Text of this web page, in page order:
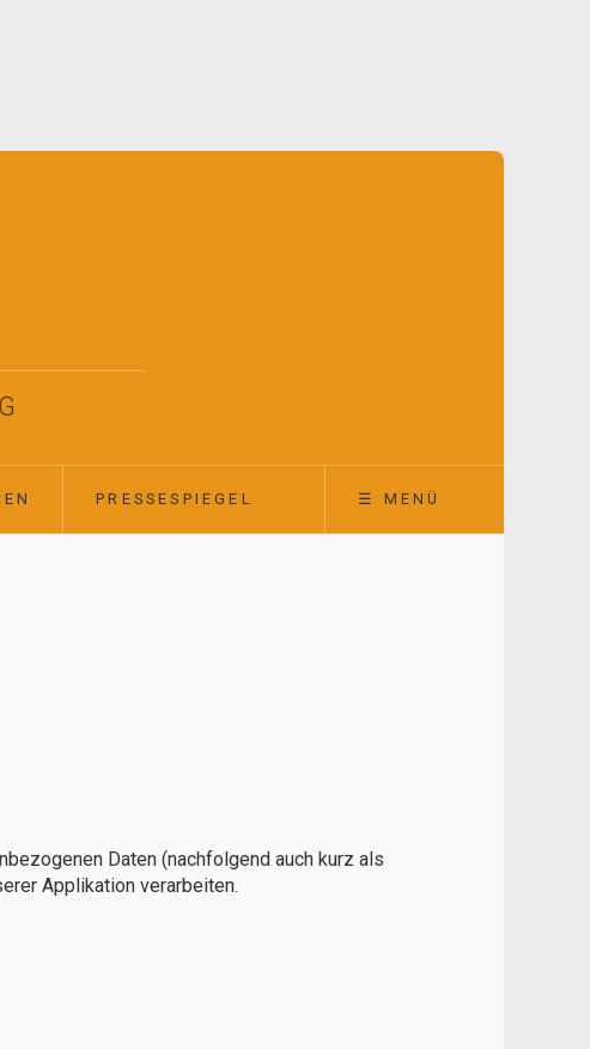
PRESSESPIEGEL ☰ MENÜ
Daten (nachfolgend auch kurz als
Applikation verarbeiten.